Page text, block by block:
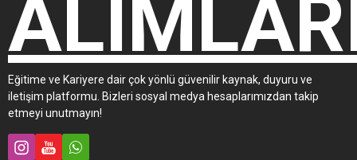
Eğitime ve Kariyere dair çok yönlü güvenilir kaynak, duyuru ve
iletişim platformu. Bizleri sosyal medya hesaplarımızdan takip
etmeyi unutmayın!